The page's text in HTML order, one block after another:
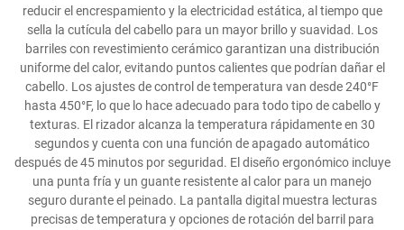
Contáctenos
reducir el encrespamiento y la electricidad estática, al tiempo que
sella la cutícula del cabello para un mayor brillo y suavidad. Los
barriles con revestimiento cerámico garantizan una distribución
uniforme del calor, evitando puntos calientes que podrían dañar el
cabello. Los ajustes de control de temperatura van desde 240°F
hasta 450°F, lo que lo hace adecuado para todo tipo de cabello y
texturas. El rizador alcanza la temperatura rápidamente en 30
segundos y cuenta con una función de apagado automático
después de 45 minutos por seguridad. El diseño ergonómico incluye
una punta fría y un guante resistente al calor para un manejo
seguro durante el peinado. La pantalla digital muestra lecturas
precisas de temperatura y opciones de rotación del barril para